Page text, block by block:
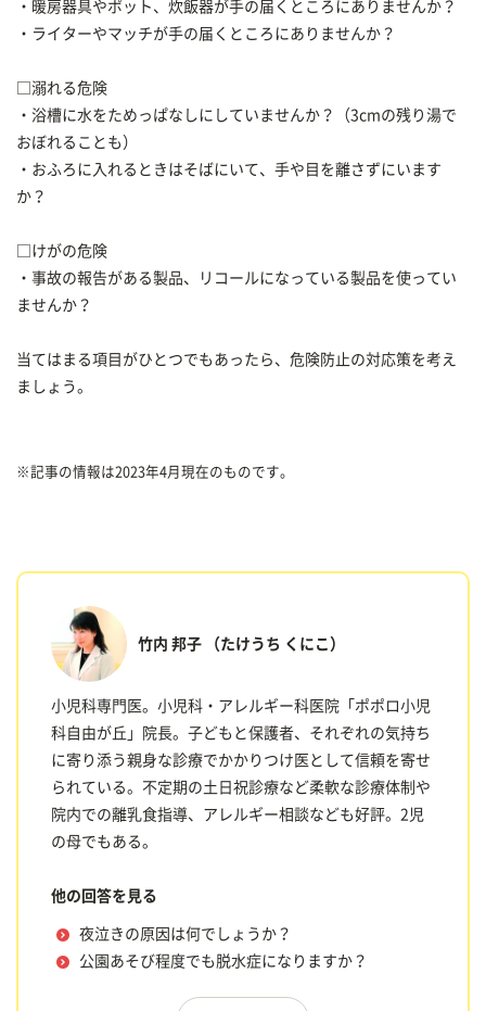
・暖房器具やポット、炊飯器が手の届くところにありませんか？
・ライターやマッチが手の届くところにありませんか？
□溺れる危険
・浴槽に水をためっぱなしにしていませんか？（3cmの残り湯で
おぼれることも）
・おふろに入れるときはそばにいて、手や目を離さずにいます
か？
□けがの危険
・事故の報告がある製品、リコールになっている製品を使ってい
ませんか？
当てはまる項目がひとつでもあったら、危険防止の対応策を考え
ましょう。
※記事の情報は2023年4月現在のものです。
竹内 邦子 （たけうち くにこ）
小児科専門医。小児科・アレルギー科医院「ポポロ小児
科自由が丘」院長。子どもと保護者、それぞれの気持ち
に寄り添う親身な診療でかかりつけ医として信頼を寄せ
られている。不定期の土日祝診療など柔軟な診療体制や
院内での離乳食指導、アレルギー相談なども好評。2児
の母でもある。
他の回答を見る
夜泣きの原因は何でしょうか？
公園あそび程度でも脱水症になりますか？